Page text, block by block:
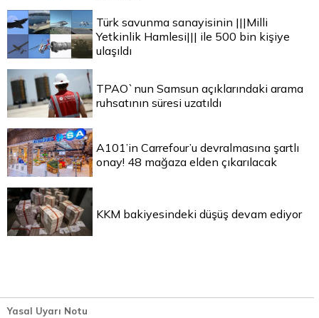
Türk savunma sanayisinin |||Milli
Yetkinlik Hamlesi||| ile 500 bin kişiye
ulaşıldı
TPAO`nun Samsun açıklarındaki arama
ruhsatının süresi uzatıldı
A101’in Carrefour’u devralmasına şartlı
onay! 48 mağaza elden çıkarılacak
KKM bakiyesindeki düşüş devam ediyor
Yasal Uyarı Notu